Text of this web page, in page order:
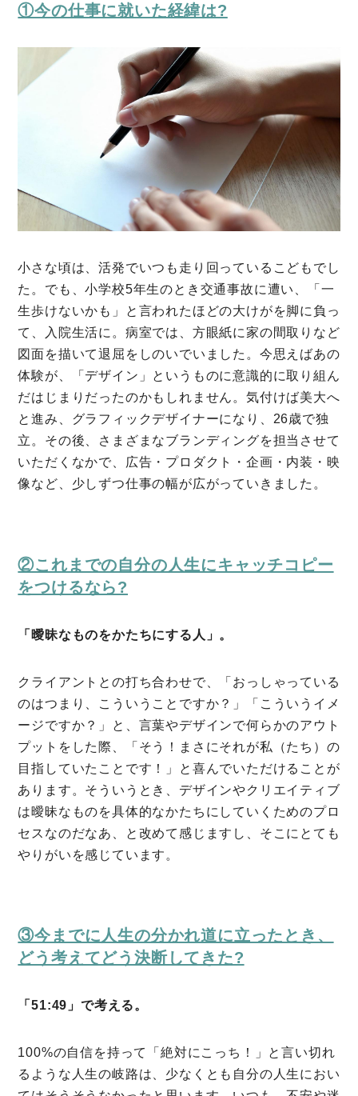
ミモザなひと
ミモザレポート
ミモマガエッセイ
根ほり花ほり10アンケート
運営会社
利用規約
プライバシーポリシー
①今の仕事に就いた経緯は?
小さな頃は、活発でいつも走り回っているこどもでし
た。でも、小学校5年生のとき交通事故に遭い、「一
生歩けないかも」と言われたほどの大けがを脚に負っ
て、入院生活に。病室では、方眼紙に家の間取りなど
図面を描いて退屈をしのいでいました。今思えばあの
体験が、「デザイン」というものに意識的に取り組ん
だはじまりだったのかもしれません。気付けば美大へ
と進み、グラフィックデザイナーになり、26歳で独
立。その後、さまざまなブランディングを担当させて
いただくなかで、広告・プロダクト・企画・内装・映
像など、少しずつ仕事の幅が広がっていきました。
②これまでの自分の人生にキャッチコピー
をつけるなら?
「曖昧なものをかたちにする人」。
クライアントとの打ち合わせで、「おっしゃっている
のはつまり、こういうことですか？」「こういうイメ
ージですか？」と、言葉やデザインで何らかのアウト
プットをした際、「そう！まさにそれが私（たち）の
目指していたことです！」と喜んでいただけることが
あります。そういうとき、デザインやクリエイティブ
は曖昧なものを具体的なかたちにしていくためのプロ
セスなのだなあ、と改めて感じますし、そこにとても
やりがいを感じています。
③今までに人生の分かれ道に立ったとき、
どう考えてどう決断してきた?
「51:49」で考える。
100%の自信を持って「絶対にこっち！」と言い切れ
るような人生の岐路は、少なくとも自分の人生におい